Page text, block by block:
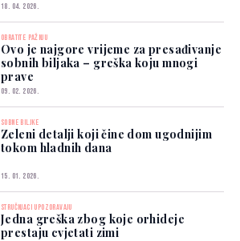
18. 04. 2026.
OBRATITE PAŽNJU
Ovo je najgore vrijeme za presađivanje
sobnih biljaka – greška koju mnogi
prave
09. 02. 2026.
SOBNE BILJKE
Zeleni detalji koji čine dom ugodnijim
tokom hladnih dana
15. 01. 2026.
STRUČNJACI UPOZORAVAJU
Jedna greška zbog koje orhideje
prestaju cvjetati zimi